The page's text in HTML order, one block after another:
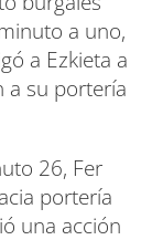
a uno,
a Ezkieta a
a su portería
26, Fer
portería
una acción